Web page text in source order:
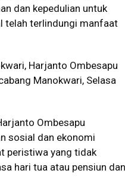
dan kepedulian untuk
telah terlindungi manfaat
Harjanto Ombesapu
Manokwari, Selasa
Ombesapu
sosial dan ekonomi
peristiwa yang tidak
hari tua atau pensiun dan